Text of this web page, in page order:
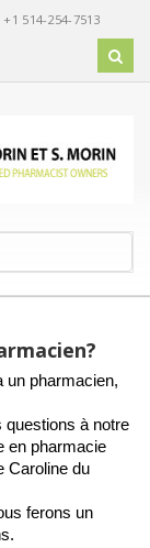
+1 514-254-7513
un pharmacien,
à notre
en pharmacie
Caroline du
ferons un